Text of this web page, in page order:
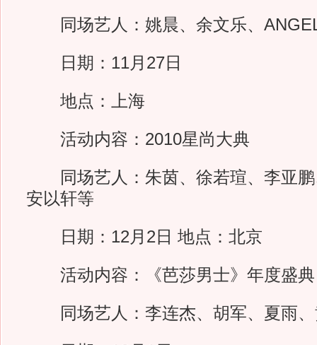
同场艺人：姚晨、余文乐、
日期：11月27日
地点：上海
活动内容：2010星尚大典
同场艺人：朱茵、徐若瑄、李亚鹏
安以轩等
日期：12月2日 地点：北京
活动内容：《芭莎男士》年度盛典
同场艺人：李连杰、胡军、夏雨、